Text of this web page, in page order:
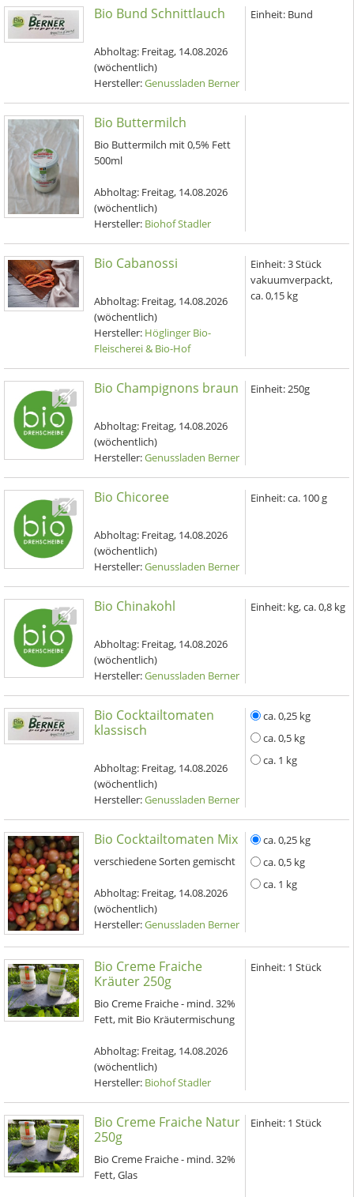
Bio Bund Schnittlauch
Abholtag: Freitag, 14.08.2026
(wöchentlich)
Hersteller:Genussladen Berner
Einheit: Bund
Bio Buttermilch
Bio Buttermilch mit 0,5% Fett
500ml
Abholtag: Freitag, 14.08.2026
(wöchentlich)
Hersteller: Biohof Stadler
Bio Cabanossi
Abholtag: Freitag, 14.08.2026
(wöchentlich)
Hersteller: Höglinger Bio-
Fleischerei & Bio-Hof
Einheit:3 Stück
vakuumverpackt,
ca. 0,15 kg
Bio Champignons braun
Abholtag: Freitag, 14.08.2026
(wöchentlich)
Hersteller:Genussladen Berner
Einheit: 250g
Bio Chicoree
Abholtag: Freitag, 14.08.2026
(wöchentlich)
Hersteller:Genussladen Berner
Einheit:ca. 100 g
Bio Chinakohl
Abholtag: Freitag, 14.08.2026
(wöchentlich)
Hersteller:Genussladen Berner
Einheit: kg, ca. 0,8 kg
Bio Cocktailtomaten
klassisch
Abholtag: Freitag, 14.08.2026
(wöchentlich)
Hersteller:Genussladen Berner
ca. 0,25 kg
ca. 0,5 kg
ca. 1 kg
Bio Cocktailtomaten Mix
verschiedene Sorten gemischt
Abholtag: Freitag, 14.08.2026
(wöchentlich)
Hersteller:Genussladen Berner
ca. 0,25 kg
ca. 0,5 kg
ca. 1 kg
Bio Creme Fraiche
Kräuter 250g
Bio Creme Fraiche - mind. 32%
Fett, mit Bio Kräutermischung
Abholtag: Freitag, 14.08.2026
(wöchentlich)
Hersteller: Biohof Stadler
Einheit: 1 Stück
Bio Creme Fraiche Natur
250g
Bio Creme Fraiche - mind. 32%
Fett, Glas
Einheit: 1 Stück